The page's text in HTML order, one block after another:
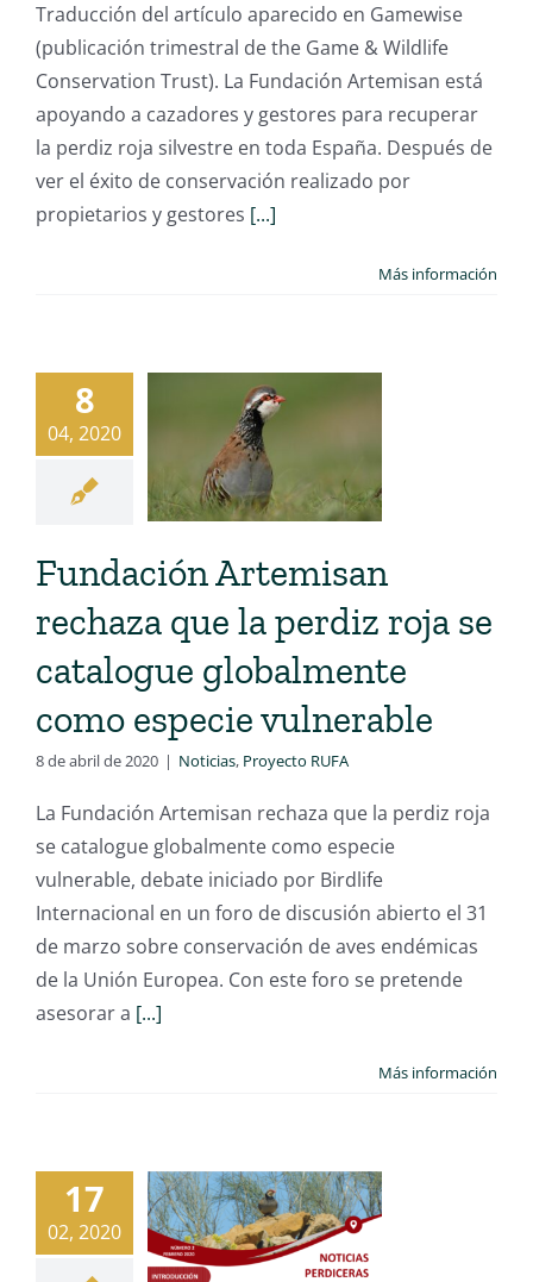
Traducción del artículo aparecido en Gamewise
(publicación trimestral de the Game & Wildlife
Conservation Trust). La Fundación Artemisan está
apoyando a cazadores y gestores para recuperar
la perdiz roja silvestre en toda España. Después de
ver el éxito de conservación realizado por
propietarios y gestores [...]
Más información
8
04, 2020
Fundación Artemisan
rechaza que la perdiz roja se
catalogue globalmente
como especie vulnerable
8 de abril de 2020 | Noticias, Proyecto RUFA
La Fundación Artemisan rechaza que la perdiz roja
se catalogue globalmente como especie
vulnerable, debate iniciado por Birdlife
Internacional en un foro de discusión abierto el 31
de marzo sobre conservación de aves endémicas
de la Unión Europea. Con este foro se pretende
asesorar a [...]
Más información
17
02, 2020